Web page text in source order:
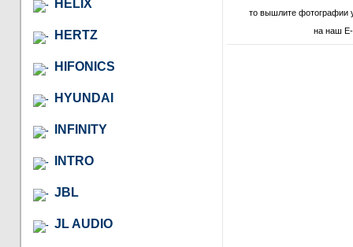
HELIX
HERTZ
HIFONICS
HYUNDAI
INFINITY
INTRO
JBL
JL AUDIO
то вышлите фотографии
на наш